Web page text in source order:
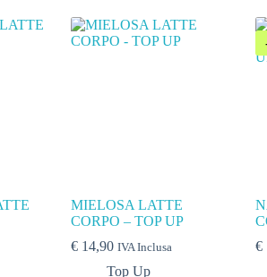
MIELOSA LATTE
CORPO – TOP UP
€ 14,90 IVA Inclusa
Top Up
€